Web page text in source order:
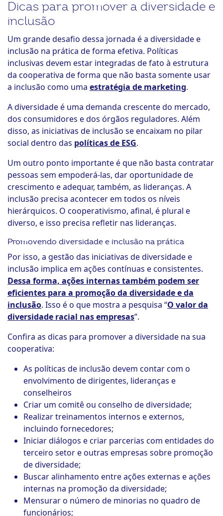
Dicas para promover a diversidade e
inclusão
Um grande desafio dessa jornada é a diversidade e
inclusão na prática de forma efetiva. Políticas
inclusivas devem estar integradas de fato à estrutura
da cooperativa de forma que não basta somente usar
a inclusão como uma estratégia de marketing.
A diversidade é uma demanda crescente do mercado,
dos consumidores e dos órgãos reguladores. Além
disso, as iniciativas de inclusão se encaixam no pilar
social dentro das políticas de ESG.
Um outro ponto importante é que não basta contratar
pessoas sem empoderá-las, dar oportunidade de
crescimento e adequar, também, as lideranças. A
inclusão precisa acontecer em todos os níveis
hierárquicos. O cooperativismo, afinal, é plural e
diverso, e isso precisa refletir nas lideranças.
Promovendo diversidade e inclusão na prática
Por isso, a gestão das iniciativas de diversidade e
inclusão implica em ações contínuas e consistentes.
Dessa forma, ações internas também podem ser
eficientes para a promoção da diversidade e da
inclusão. Isso é o que mostra a pesquisa “O valor da
diversidade racial nas empresas”.
Confira as dicas para promover a diversidade na sua
cooperativa:
As políticas de inclusão devem contar com o
envolvimento de dirigentes, lideranças e
conselheiros
Criar um comitê ou conselho de diversidade;
Realizar treinamentos internos e externos,
incluindo fornecedores;
Iniciar diálogos e criar parcerias com entidades do
terceiro setor e outras empresas sobre promoção
de diversidade;
Buscar alinhamento entre ações externas e ações
internas na promoção da diversidade;
Mensurar o número de minorias no quadro de
funcionários;